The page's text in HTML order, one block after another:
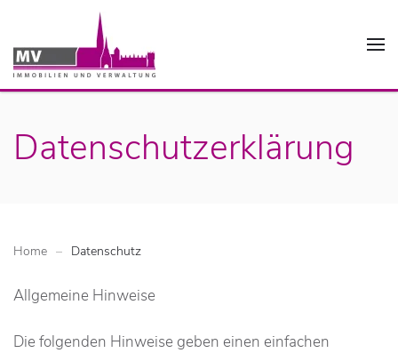
Datenschutzerklärung
Home Datenschutz
Allgemeine Hinweise
Die folgenden Hinweise geben einen einfachen